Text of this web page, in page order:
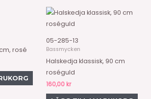
rosé
05-285-13
Bassmycken
Halskedja klassisk, 90 cm
roséguld
160,00 kr